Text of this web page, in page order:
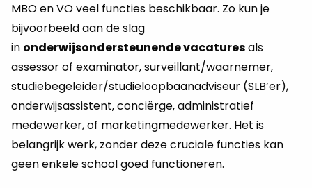
MBO en VO veel functies beschikbaar. Zo kun je
bijvoorbeeld aan de slag
in onderwijsondersteunende vacaturesals
assessor of examinator, surveillant/waarnemer,
studiebegeleider/studieloopbaanadviseur (SLB’er),
onderwijsassistent, conciërge, administratief
medewerker, of marketingmedewerker. Het is
belangrijk werk, zonder deze cruciale functies kan
geen enkele school goed functioneren.